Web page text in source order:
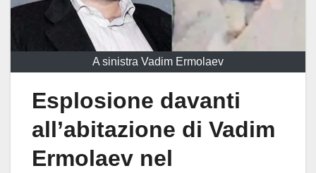
A sinistra Vadim Ermolaev
Esplosione davanti
all’abitazione di Vadim
Ermolaev nel